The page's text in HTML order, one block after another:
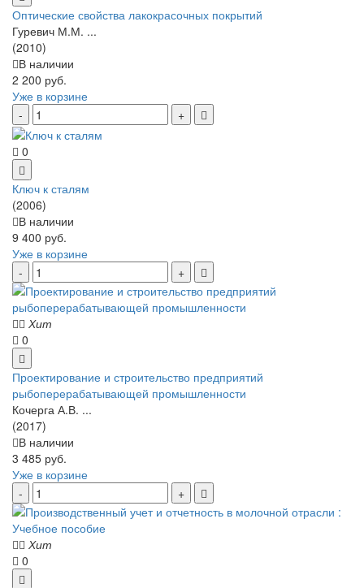
Оптические свойства лакокрасочных покрытий
Гуревич М.М. ...
(2010)
В наличии
2 200 руб.
Уже в корзине
0
Ключ к сталям
(2006)
В наличии
9 400 руб.
Уже в корзине
Хит
0
Проектирование и строительство предприятий
рыбоперерабатывающей промышленности
Кочерга А.В. ...
(2017)
В наличии
3 485 руб.
Уже в корзине
Хит
0